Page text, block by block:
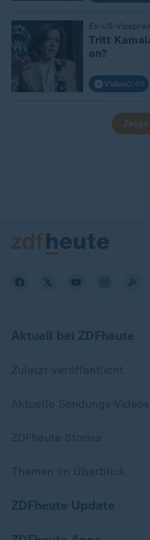
Ex-US-
:
Tritt
an?
Video0:49